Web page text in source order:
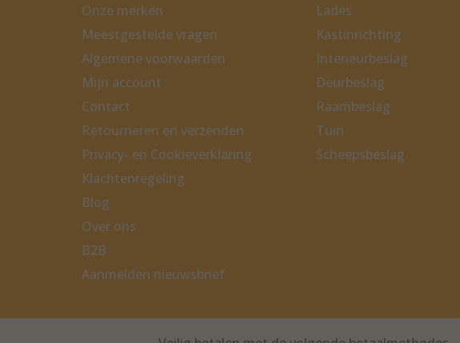
Onze merken
Meestgestelde vragen
Algemene voorwaarden
Mijn account
Contact
Retourneren en verzenden
Privacy- en Cookieverklaring
Klachtenregeling
Blog
Over ons
B2B
Aanmelden nieuwsbrief
Lades
Kastinrichting
Interieurbeslag
Deurbeslag
Raambeslag
Tuin
Scheepsbeslag